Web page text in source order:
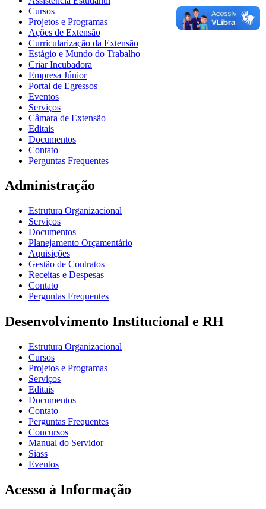
Cursos
Projetos e Programas
Ações de Extensão
Curricularização da Extensão
Estágio e Mundo do Trabalho
Criar Incubadora
Empresa Júnior
Portal de Egressos
Eventos
Serviços
Câmara de Extensão
Editais
Documentos
Contato
Perguntas Frequentes
Administração
Estrutura Organizacional
Serviços
Documentos
Planejamento Orçamentário
Aquisições
Gestão de Contratos
Receitas e Despesas
Contato
Perguntas Frequentes
Desenvolvimento Institucional e RH
Estrutura Organizacional
Cursos
Projetos e Programas
Serviços
Editais
Documentos
Contato
Perguntas Frequentes
Concursos
Manual do Servidor
Siass
Eventos
Acesso à Informação